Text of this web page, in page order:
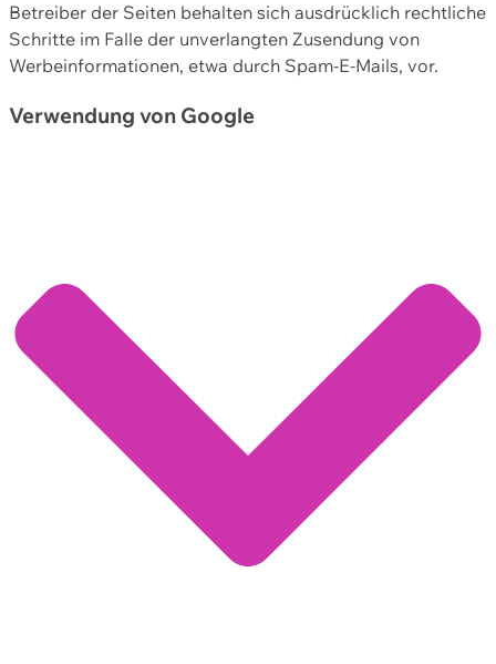
Betreiber der Seiten behalten sich ausdrücklich rechtliche
Schritte im Falle der unverlangten Zusendung von
Werbeinformationen, etwa durch Spam-E-Mails, vor.
Verwendung von Google